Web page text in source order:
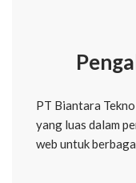
PT Biantara
yang luas dalam
web untuk